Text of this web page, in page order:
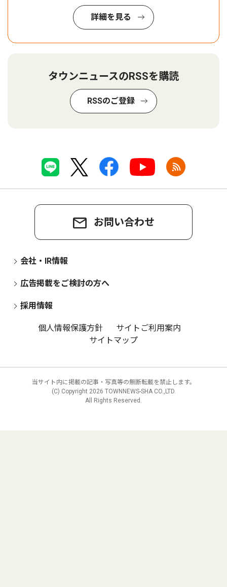
詳細を見る
タウンニュースのRSSを購読
RSSのご登録
お問い合わせ
会社・IR情報
広告掲載をご検討の方へ
採用情報
個人情報保護方針
サイトご利用案内
サイトマップ
当サイト内に掲載の記事・写真等の無断転載を禁止します。
(C) Copyright 2026 TOWNNEWS-SHA CO.,LTD.
All Rights Reserved.